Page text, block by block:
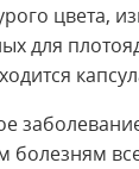
цвета,
для
болезням